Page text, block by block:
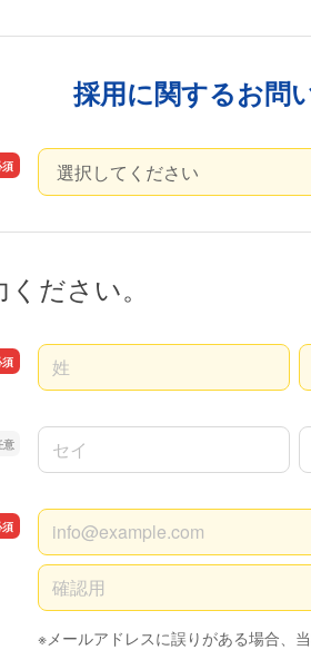
採用に関するお問
お問い合わせ種別
ださい。
名前の姓
名前の姓
メールアドレス
メールアドレスの確認用
※メールアドレスに誤りがある場合、